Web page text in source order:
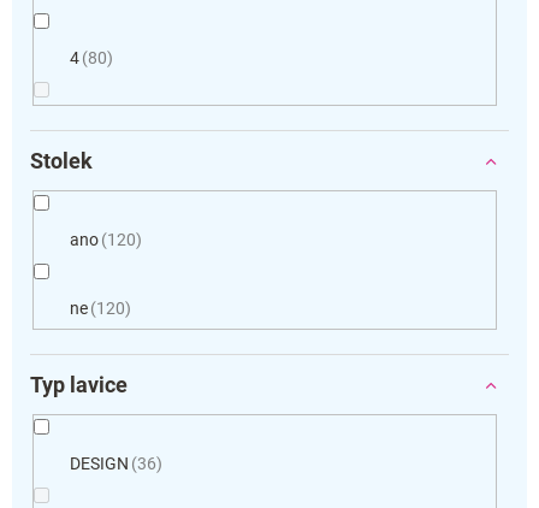
4 80
Stolek
ano 120
ne 120
Typ lavice
DESIGN 36